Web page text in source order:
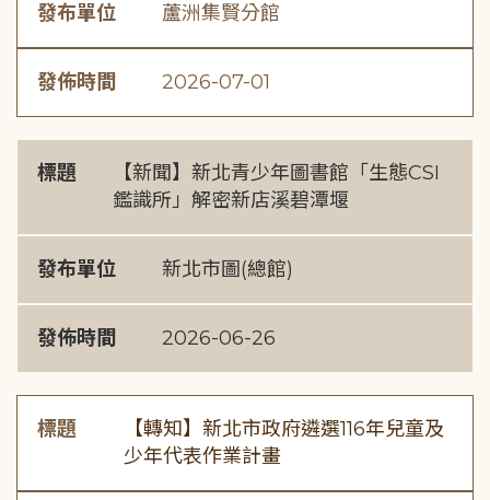
發布單位 蘆洲集賢分館
發佈時間 2026-07-01
標題
【新聞】新北青少年圖書館「生態CSI
鑑識所」解密新店溪碧潭堰
發布單位 新北市圖(總館)
發佈時間 2026-06-26
標題
【轉知】新北市政府遴選116年兒童及
少年代表作業計畫